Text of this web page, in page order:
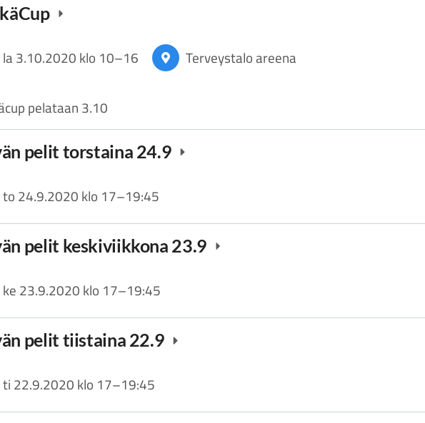
la 3.10.2020klo 10–16
Terveystalo areena
pelataan 3.10
pelit torstaina 24.9
to 24.9.2020klo 17–19:45
pelit keskiviikkona 23.9
ke 23.9.2020klo 17–19:45
pelit tiistaina 22.9
ti 22.9.2020klo 17–19:45